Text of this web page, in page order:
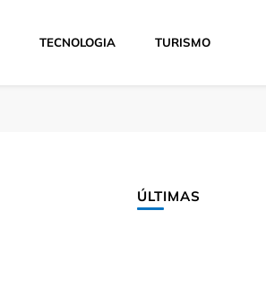
TECNOLOGIA TURISMO
ÚLTIMAS